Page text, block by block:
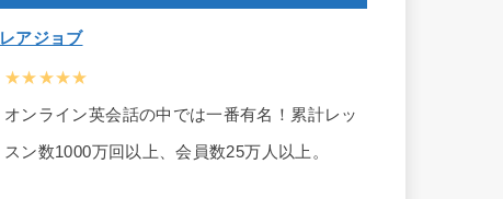
レアジョブ
★★★★★
オンライン英会話の中では一番有名！累計レッ
スン数1000万回以上、会員数25万人以上。